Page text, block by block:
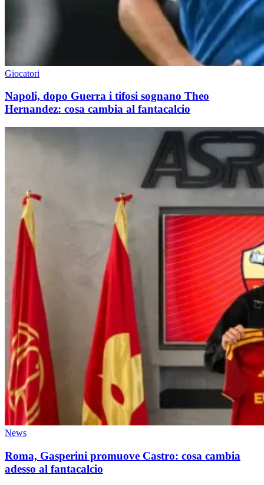
Giocatori
Napoli, dopo Guerra i tifosi sognano Theo
Hernandez: cosa cambia al fantacalcio
News
Roma, Gasperini promuove Castro: cosa cambia
adesso al fantacalcio